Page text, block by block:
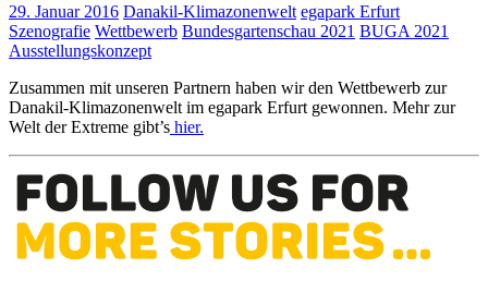
29. Januar 2016 Danakil-Klimazonenwelt egapark Erfurt
Szenografie Wettbewerb Bundesgartenschau 2021 BUGA 2021
Ausstellungskonzept
Zusammen mit unseren Partnern haben wir den Wettbewerb zur
Danakil-Klimazonenwelt im egapark Erfurt gewonnen. Mehr zur
Welt der Extreme gibt’s hier.